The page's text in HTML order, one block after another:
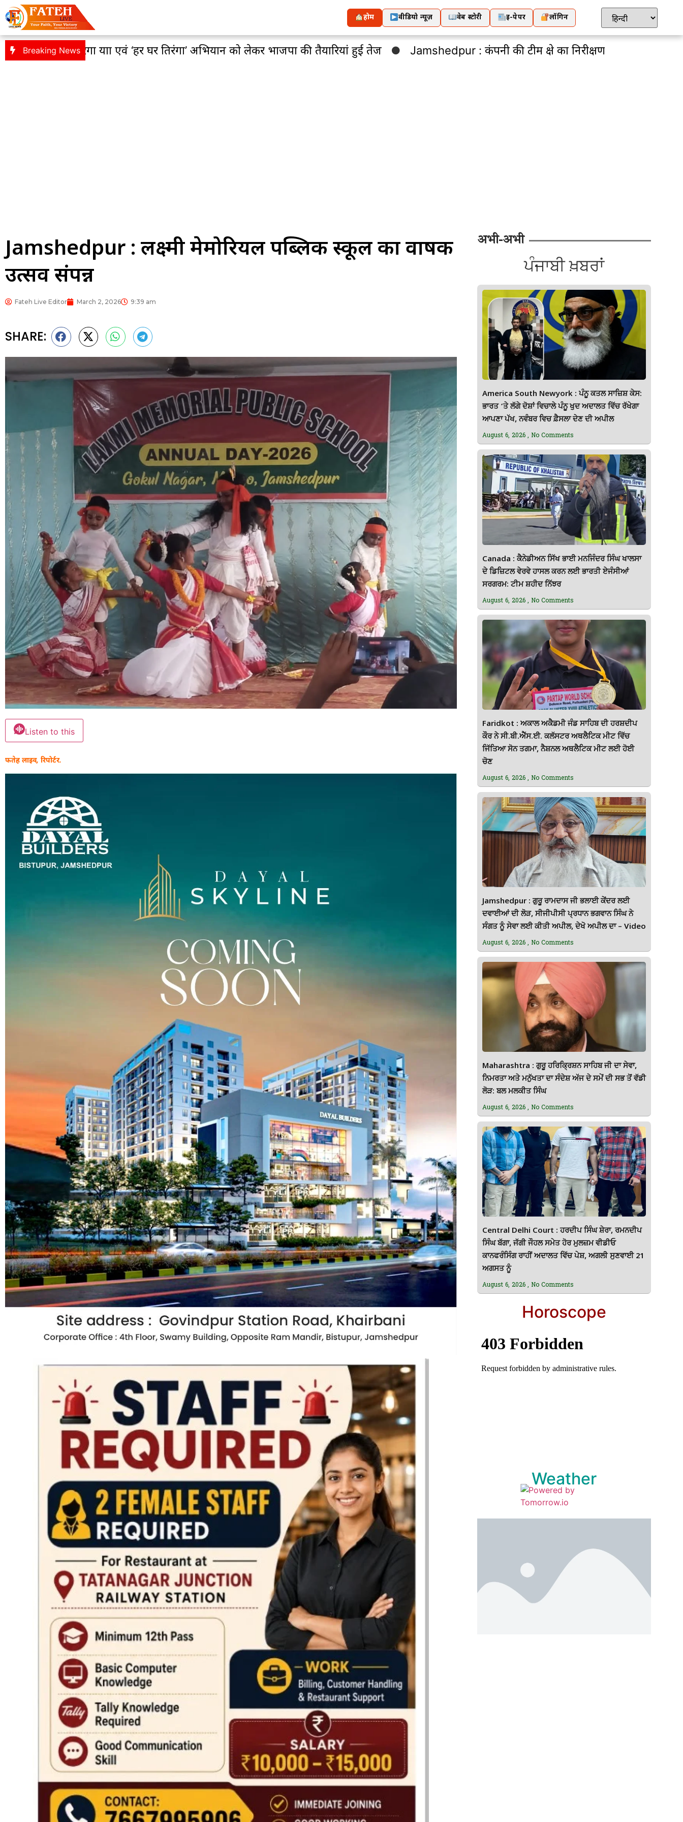
होम वीडियो न्यूज़ वेब स्टोरी ई-पेपर लॉगिन
Breaking News
तिरंगा यात्रा एवं ‘हर घर तिरंगा’ अभियान को लेकर भाजपा की तैयारियां हुई तेज Jamshedpur : कंपनी की टीम क्षेत्र का निरीक्षण कर कार्य शुरु करवाएगी :
Jamshedpur : लक्ष्मी मेमोरियल पब्लिक स्कूल का वार्षिक
उत्सव संपन्न
Fateh Live Editor March 2, 2026 9:39 am
SHARE:
Listen to this
फतेह लाइव, रिपोर्टर.
अभी-अभी
ਪੰਜਾਬੀ ਖ਼ਬਰਾਂ
America South Newyork : ਪੰਨੂ ਕਤਲ ਸਾਜ਼ਿਸ਼ ਕੇਸ:
ਭਾਰਤ ‘ਤੇ ਲੱਗੇ ਦੋਸ਼ਾਂ ਵਿਚਾਲੇ ਪੰਨੂ ਖੁਦ ਅਦਾਲਤ ਵਿੱਚ ਰੱਖੇਗਾ
ਆਪਣਾ ਪੱਖ, ਨਵੰਬਰ ਵਿਚ ਫ਼ੈਸਲਾ ਦੇਣ ਦੀ ਅਪੀਲ
August 6, 2026 No Comments
Canada : ਕੈਨੇਡੀਅਨ ਸਿੱਖ ਭਾਈ ਮਨਜਿੰਦਰ ਸਿੰਘ ਖਾਲਸਾ
ਦੇ ਡਿਜ਼ਿਟਲ ਵੇਰਵੇ ਹਾਸਲ ਕਰਨ ਲਈ ਭਾਰਤੀ ਏਜੰਸੀਆਂ
ਸਰਗਰਮ: ਟੀਮ ਸ਼ਹੀਦ ਨਿੱਝਰ
August 6, 2026 No Comments
Faridkot : ਅਕਾਲ ਅਕੈਡਮੀ ਜੰਡ ਸਾਹਿਬ ਦੀ ਹਰਸ਼ਦੀਪ
ਕੌਰ ਨੇ ਸੀ.ਬੀ.ਐੱਸ.ਈ. ਕਲੱਸਟਰ ਅਥਲੈਟਿਕ ਮੀਟ ਵਿੱਚ
ਜਿੱਤਿਆ ਸੋਨ ਤਗਮਾ, ਨੈਸ਼ਨਲ ਅਥਲੈਟਿਕ ਮੀਟ ਲਈ ਹੋਈ
ਚੋਣ
August 6, 2026 No Comments
Jamshedpur : ਗੁਰੂ ਰਾਮਦਾਸ ਜੀ ਭਲਾਈ ਕੇਂਦਰ ਲਈ
ਦਵਾਈਆਂ ਦੀ ਲੋੜ, ਸੀਜੀਪੀਸੀ ਪ੍ਰਧਾਨ ਭਗਵਾਨ ਸਿੰਘ ਨੇ
ਸੰਗਤ ਨੂੰ ਸੇਵਾ ਲਈ ਕੀਤੀ ਅਪੀਲ, ਦੇਖੋ ਅਪੀਲ ਦਾ – Video
August 6, 2026 No Comments
Maharashtra : ਗੁਰੂ ਹਰਿਕ੍ਰਿਸ਼ਨ ਸਾਹਿਬ ਜੀ ਦਾ ਸੇਵਾ,
ਨਿਮਰਤਾ ਅਤੇ ਮਨੁੱਖਤਾ ਦਾ ਸੰਦੇਸ਼ ਅੱਜ ਦੇ ਸਮੇਂ ਦੀ ਸਭ ਤੋਂ ਵੱਡੀ
ਲੋੜ: ਬਲ ਮਲਕੀਤ ਸਿੰਘ
August 6, 2026 No Comments
Central Delhi Court : ਹਰਦੀਪ ਸਿੰਘ ਸ਼ੇਰਾ, ਰਮਨਦੀਪ
ਸਿੰਘ ਬੱਗਾ, ਜੱਗੀ ਜੌਹਲ ਸਮੇਤ ਹੋਰ ਮੁਲਜ਼ਮ ਵੀਡੀਓ
ਕਾਨਫਰੰਸਿੰਗ ਰਾਹੀਂ ਅਦਾਲਤ ਵਿੱਚ ਪੇਸ਼, ਅਗਲੀ ਸੁਣਵਾਈ 21
ਅਗਸਤ ਨੂੰ
August 6, 2026 No Comments
Horoscope
Weather